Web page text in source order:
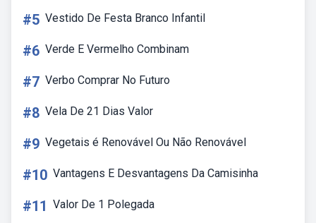
#5 Vestido De Festa Branco Infantil
#6 Verde E Vermelho Combinam
#7 Verbo Comprar No Futuro
#8 Vela De 21 Dias Valor
#9 Vegetais é Renovável Ou Não Renovável
#10 Vantagens E Desvantagens Da Camisinha
#11 Valor De 1 Polegada